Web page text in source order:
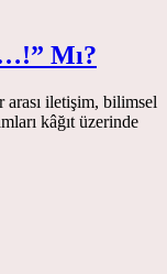
Mı?
iletişim, bilimsel
kâğıt üzerinde